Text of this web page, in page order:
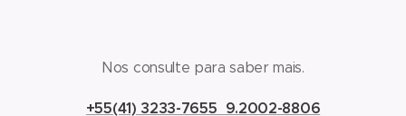
Nos consulte para saber mais.
+55(41) 3233-7655 9.2002-8806